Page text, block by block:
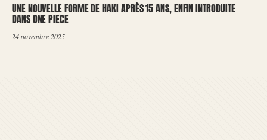
UNE NOUVELLE FORME DE HAKI APRÈS 15 ANS, ENFIN INTRODUITE
DANS ONE PIECE
24 novembre 2025